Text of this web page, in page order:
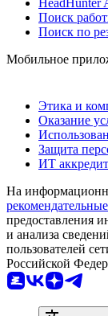
Поиск
Поиск по
Мобильное
Этика и
Оказание
Защита
ИТ
На
предоставления
и анализа
пользователей
Российской